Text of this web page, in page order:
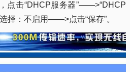
点击“DHCP服务器”——>“DHCP
择：不启用——>点击“保存”。